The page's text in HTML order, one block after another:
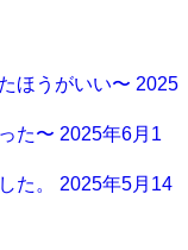
ほうがいい〜 2025
た〜 2025年6月1
た。 2025年5月14